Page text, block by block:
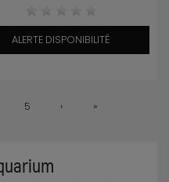
ALERTE DISPONIBILITÉ
5 › »